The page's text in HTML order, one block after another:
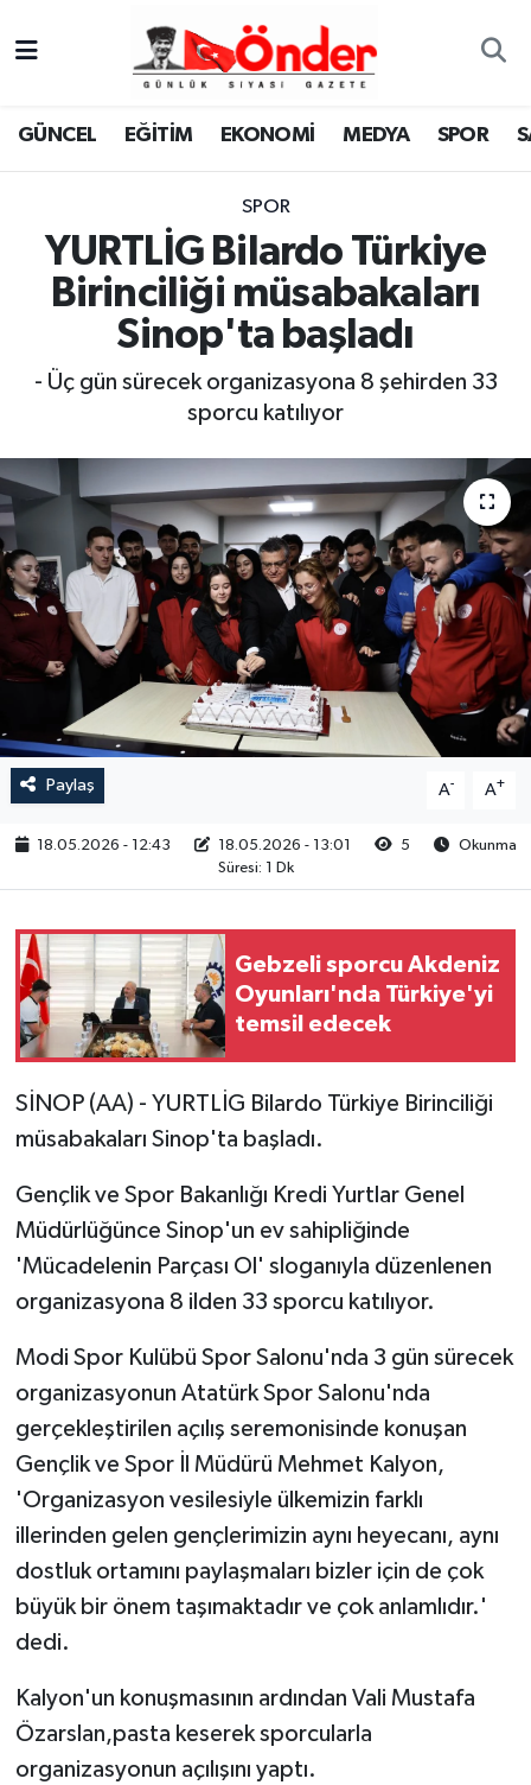
GÜNCEL EĞİTİM EKONOMİ MEDYA SPOR
SPOR
YURTLİG Bilardo Türkiye
Birinciliği müsabakaları
Sinop'ta başladı
- Üç gün sürecek organizasyona 8 şehirden 33
sporcu katılıyor
Paylaş A- A+
18.05.2026 - 12:43 18.05.2026 - 13:01 5
Okunma
Süresi: 1 Dk
Gebzeli sporcu Akdeniz
Oyunları'nda Türkiye'yi
temsil edecek
SİNOP (AA) - YURTLİG Bilardo Türkiye Birinciliği
müsabakaları Sinop'ta başladı.
Gençlik ve Spor Bakanlığı Kredi Yurtlar Genel
Müdürlüğünce Sinop'un ev sahipliğinde
'Mücadelenin Parçası Ol' sloganıyla düzenlenen
organizasyona 8 ilden 33 sporcu katılıyor.
Modi Spor Kulübü Spor Salonu'nda 3 gün sürecek
organizasyonun Atatürk Spor Salonu'nda
gerçekleştirilen açılış seremonisinde konuşan
Gençlik ve Spor İl Müdürü Mehmet Kalyon,
'Organizasyon vesilesiyle ülkemizin farklı
illerinden gelen gençlerimizin aynı heyecanı, aynı
dostluk ortamını paylaşmaları bizler için de çok
büyük bir önem taşımaktadır ve çok anlamlıdır.'
dedi.
Kalyon'un konuşmasının ardından Vali Mustafa
Özarslan,pasta keserek sporcularla
organizasyonun açılışını yaptı.
GÜNCEL
MEDYA
SPOR
SAĞLIK
YAŞAM
RESMİ İLAN
Zonguldak Nöbetçi Eczaneler
Zonguldak Namaz Vakitleri
Zonguldak Trafik Yoğunluk Haritası
TFF 3.Lig 4.Grup Puan Durumu ve Fikstür
Tüm Manşetler
Haber Arşivi